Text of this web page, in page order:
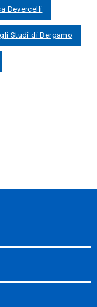
Devercelli
Studi di Bergamo